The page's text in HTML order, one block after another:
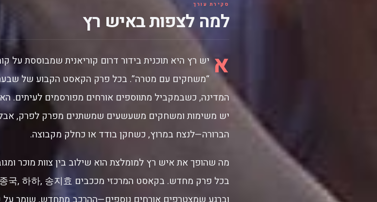
סקירת עורך
למה לצפות באיש רץ
א יש רץ היא תוכנית בידור דרום קוריאנית שמבוססת על
“משחקים עם מטרה”. בכל פרק הקאסט הקבוע של שבעה
המדינה, כשבמקביל מתווספים אורחים מפורסמים לעיתים.
יש משימות ומשחקים משעשעים שמשתנים מפרק לפרק,
הברורה—לנצח במרוץ, כשחקן בודד או כחלק מקבוצה.
מה שהופך את איש רץ למומלצת הוא שילוב בין צוות מוכר